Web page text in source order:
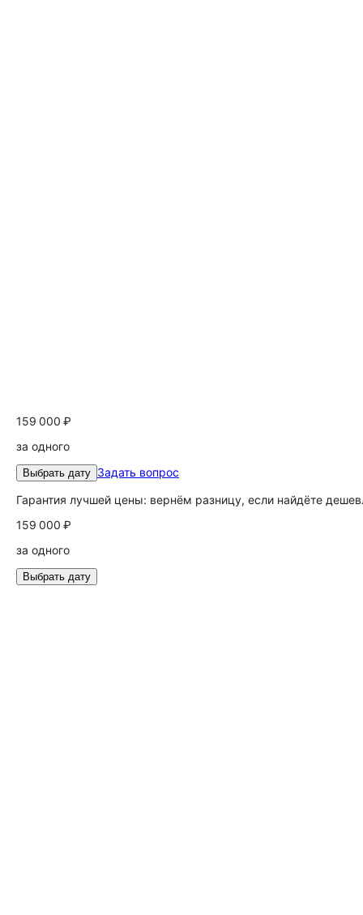
159 000 ₽
за одного
Выбрать дату Задать вопрос
Гарантия лучшей цены: вернём разницу, если найдёте
159 000 ₽
за одного
Выбрать дату